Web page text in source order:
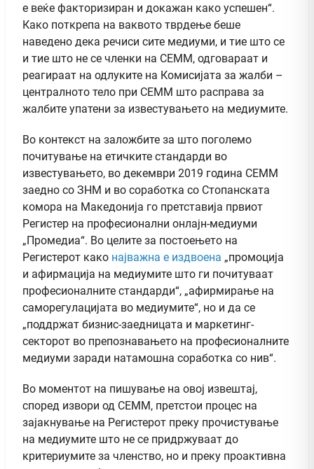
е веќе факторизиран и докажан како успешен“.
Како поткрепа на ваквото тврдење беше
наведено дека речиси сите медиуми, и тие што се
и тие што не се членки на СЕММ, одговараат и
реагираат на одлуките на Комисијата за жалби –
централното тело при СЕММ што расправа за
жалбите упатени за известувањето на медиумите.
Во контекст на заложбите за што поголемо
почитување на етичките стандарди во
известувањето, во декември 2019 година СЕММ
заедно со ЗНМ и во соработка со Стопанската
комора на Македонија го претставија првиот
Регистер на професионални онлајн-медиуми
„Промедиа“. Во целите за постоењето на
Регистерот како најважна е издвоена „промоција
и афирмација на медиумите што ги почитуваат
професионалните стандарди“, „афирмирање на
саморегулацијата во медиумите“, но и да се
„поддржат бизнис-заедницата и маркетинг-
секторот во препознавањето на професионалните
медиуми заради натамошна соработка со нив“.
Во моментот на пишување на овој извештај,
според извори од СЕММ, претстои процес на
зајакнување на Регистерот преку прочистување
на медиумите што не се придржуваат до
критериумите за членство, но и преку проактивна